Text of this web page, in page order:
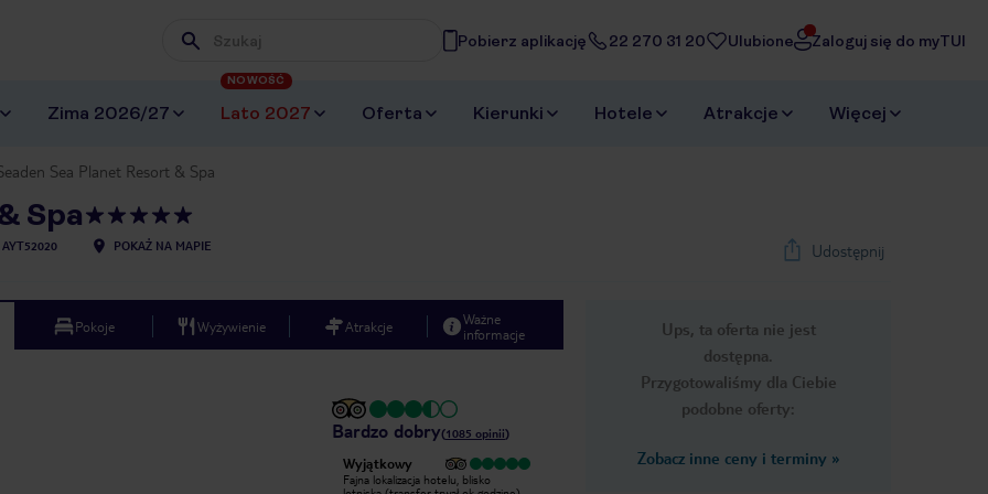
Wpisz frazę, której szukasz
Pobierz aplikację 22 270 31 20 Ulubione Zaloguj się do myTUI
Zima 2026/27 Lato 2027
NOWOŚĆ
Oferta Kierunki Hotele Atrakcje Więcej
Sea Planet Resort & Spa
Spa
AYT52020 POKAŻ NA MAPIE Udostępnij
Ups, ta oferta nie jest
dostępna.
Przygotowaliśmy dla Ciebie
podobne oferty:
Zobacz inne ceny i terminy »
Pokoje Wyżywienie Atrakcje
Ważne
informacje
Bardzo dobry(1085 opinii)
Wyjątkowy
Fajna lokalizacja hotelu, blisko
Wyjątkowy